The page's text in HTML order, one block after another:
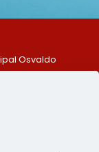
Osvaldo
128